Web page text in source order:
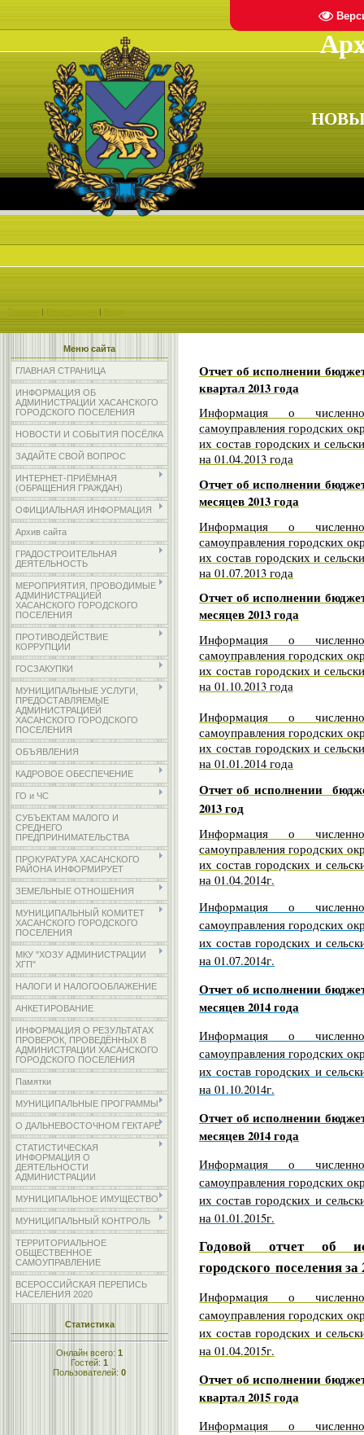
| | Вход
Меню сайта
ГЛАВНАЯ СТРАНИЦА
ИНФОРМАЦИЯ ОБ
АДМИНИСТРАЦИИ ХАСАНСКОГО
ГОРОДСКОГО ПОСЕЛЕНИЯ
НОВОСТИ И СОБЫТИЯ ПОСЁЛКА
ЗАДАЙТЕ СВОЙ ВОПРОС
ИНТЕРНЕТ-ПРИЁМНАЯ
(ОБРАЩЕНИЯ ГРАЖДАН)
ОФИЦИАЛЬНАЯ ИНФОРМАЦИЯ
Архив сайта
ГРАДОСТРОИТЕЛЬНАЯ
ДЕЯТЕЛЬНОСТЬ
МЕРОПРИЯТИЯ, ПРОВОДИМЫЕ
АДМИНИСТРАЦИЕЙ
ХАСАНСКОГО ГОРОДСКОГО
ПОСЕЛЕНИЯ
ПРОТИВОДЕЙСТВИЕ
КОРРУПЦИИ
ГОСЗАКУПКИ
МУНИЦИПАЛЬНЫЕ УСЛУГИ,
ПРЕДОСТАВЛЯЕМЫЕ
АДМИНИСТРАЦИЕЙ
ХАСАНСКОГО ГОРОДСКОГО
ПОСЕЛЕНИЯ
ОБЪЯВЛЕНИЯ
КАДРОВОЕ ОБЕСПЕЧЕНИЕ
ГО и ЧС
СУБЪЕКТАМ МАЛОГО И
СРЕДНЕГО
ПРЕДПРИНИМАТЕЛЬСТВА
ПРОКУРАТУРА ХАСАНСКОГО
РАЙОНА ИНФОРМИРУЕТ
ЗЕМЕЛЬНЫЕ ОТНОШЕНИЯ
МУНИЦИПАЛЬНЫЙ КОМИТЕТ
ХАСАНСКОГО ГОРОДСКОГО
ПОСЕЛЕНИЯ
МКУ "ХОЗУ АДМИНИСТРАЦИИ
ХГП"
НАЛОГИ И НАЛОГООБЛАЖЕНИЕ
АНКЕТИРОВАНИЕ
ИНФОРМАЦИЯ О РЕЗУЛЬТАТАХ
ПРОВЕРОК, ПРОВЕДЁННЫХ В
АДМИНИСТРАЦИИ ХАСАНСКОГО
ГОРОДСКОГО ПОСЕЛЕНИЯ
Памятки
МУНИЦИПАЛЬНЫЕ ПРОГРАММЫ
О ДАЛЬНЕВОСТОЧНОМ ГЕКТАРЕ
СТАТИСТИЧЕСКАЯ
ИНФОРМАЦИЯ О
ДЕЯТЕЛЬНОСТИ
АДМИНИСТРАЦИИ
МУНИЦИПАЛЬНОЕ ИМУЩЕСТВО
МУНИЦИПАЛЬНЫЙ КОНТРОЛЬ
ТЕРРИТОРИАЛЬНОЕ
ОБЩЕСТВЕННОЕ
САМОУПРАВЛЕНИЕ
ВСЕРОССИЙСКАЯ ПЕРЕПИСЬ
НАСЕЛЕНИЯ 2020
Статистика
Онлайн всего: 1
Гостей: 1
Пользователей: 0
Отчет об исполнении
квартал 2013 года
Информация о
самоуправления городских
их состав городских и
на 01.04.2013 года
Отчет об исполнении
месяцев 2013 года
Информация о
самоуправления городских
их состав городских и
на 01.07.2013 года
Отчет об исполнении
месяцев 2013 года
Информация о
самоуправления городских
их состав городских и
на 01.10.2013 года
Информация о
самоуправления городских
их состав городских и
на 01.01.2014 года
Отчет об исполнении
2013 год
Информация о
самоуправления городских
их состав городских и
на 01.04.2014г.
Информация о
самоуправления городских
их состав городских и
на 01.07.2014г.
Отчет об исполнении
месяцев 2014 года
Информация о
самоуправления городских
их состав городских и
на 01.10.2014г.
Отчет об исполнении
месяцев 2014 года
Информация о
самоуправления городских
их состав городских и
на 01.01.2015г.
Годовой отчет об
городского поселения за
Информация о
самоуправления городских
их состав городских и
на 01.04.2015г.
Отчет об исполнении
квартал 2015 года
Информация о